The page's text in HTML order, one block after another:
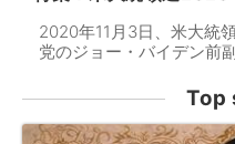
2020年11月3日、米大統
党のジョー・バイデン前
Top